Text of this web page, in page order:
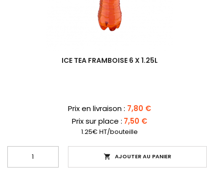
ICE TEA FRAMBOISE 6 X 1.25L
Prix
Prix en livraison : 7,80 €
Prix sur place : 7,50 €
1.25€ HT/bouteille
 AJOUTER AU PANIER